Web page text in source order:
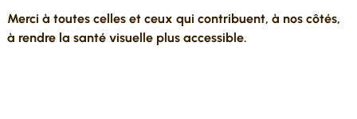
Merci à toutes celles et ceux qui contribuent, à nos côtés,
à rendre la santé visuelle plus accessible.